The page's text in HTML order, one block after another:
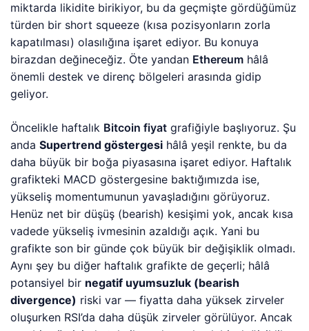
miktarda likidite birikiyor, bu da geçmişte gördüğümüz
türden bir short squeeze (kısa pozisyonların zorla
kapatılması) olasılığına işaret ediyor. Bu konuya
birazdan değineceğiz. Öte yandan Ethereum hâlâ
önemli destek ve direnç bölgeleri arasında gidip
geliyor.
Öncelikle haftalık Bitcoin fiyat grafiğiyle başlıyoruz. Şu
andaSupertrend göstergesi hâlâ yeşil renkte, bu da
daha büyük bir boğa piyasasına işaret ediyor. Haftalık
grafikteki MACD göstergesine baktığımızda ise,
yükseliş momentumunun yavaşladığını görüyoruz.
Henüz net bir düşüş (bearish) kesişimi yok, ancak kısa
vadede yükseliş ivmesinin azaldığı açık. Yani bu
grafikte son bir günde çok büyük bir değişiklik olmadı.
Aynı şey bu diğer haftalık grafikte de geçerli; hâlâ
potansiyel bir negatif uyumsuzluk (bearish
divergence) riski var — fiyatta daha yüksek zirveler
oluşurken RSI’da daha düşük zirveler görülüyor. Ancak